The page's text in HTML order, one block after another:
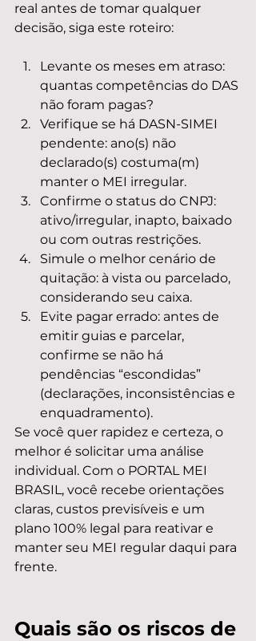
real antes de tomar qualquer
decisão, siga este roteiro:
Levante os meses em atraso:
quantas competências do DAS
não foram pagas?
Verifique se há DASN-SIMEI
pendente: ano(s) não
declarado(s) costuma(m)
manter o MEI irregular.
Confirme o status do CNPJ:
ativo/irregular, inapto, baixado
ou com outras restrições.
Simule o melhor cenário de
quitação: à vista ou parcelado,
considerando seu caixa.
Evite pagar errado: antes de
emitir guias e parcelar,
confirme se não há
pendências “escondidas”
(declarações, inconsistências e
enquadramento).
Se você quer rapidez e certeza, o
melhor é solicitar uma análise
individual. Com o PORTAL MEI
BRASIL, você recebe orientações
claras, custos previsíveis e um
plano 100% legal para reativar e
manter seu MEI regular daqui para
frente.
Quais são os riscos de